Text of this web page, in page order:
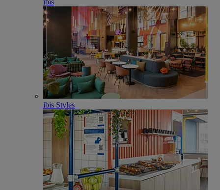
ibis
ibis Styles